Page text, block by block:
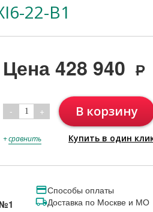
22-B1
Цена428 940 Р
- 1 + В корзину
+сравнить Купить в один
Способы оплаты
Доставка по Москве и МО